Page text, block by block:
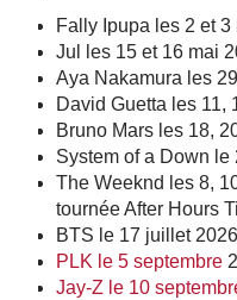
Fally Ipupa les 2 et 3
Jul les 15 et 16 mai
Aya Nakamura les
David Guetta les 11,
Bruno Mars les 18,
System of a Down le
The Weeknd les 8,
tournée After Hours
BTS le 17 juillet 2026
PLK le 5 septembre
Jay-Z le 10